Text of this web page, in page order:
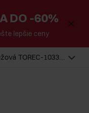
DO -60%
lepšie ceny
TOREC-1033-